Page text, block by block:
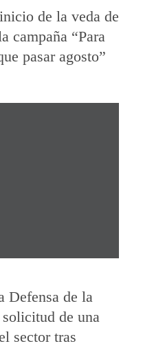
de la veda de
campaña “Para
pasar agosto”
Defensa de la
de una
sector tras